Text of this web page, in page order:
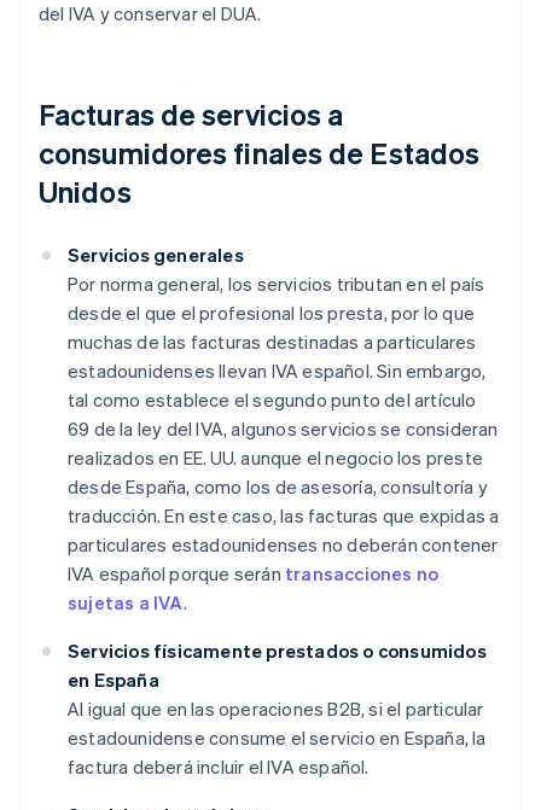
del IVA y conservar el DUA.
Facturas de servicios a
consumidores finales de Estados
Unidos
Servicios generales
Por norma general, los servicios tributan en el país
desde el que el profesional los presta, por lo que
muchas de las facturas destinadas a particulares
estadounidenses llevan IVA español. Sin embargo,
tal como establece el segundo punto del artículo
69 de la ley del IVA, algunos servicios se consideran
realizados en EE. UU. aunque el negocio los preste
desde España, como los de asesoría, consultoría y
traducción. En este caso, las facturas que expidas a
particulares estadounidenses no deberán contener
IVA español porque serán transacciones no
sujetas a IVA.
Servicios físicamente prestados o consumidos
en España
Al igual que en las operaciones B2B, si el particular
estadounidense consume el servicio en España, la
factura deberá incluir el IVA español.